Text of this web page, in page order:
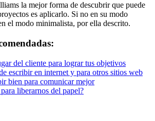
la mejor forma de descubrir que puede
es aplicarlo. Si no en su modo
el modo minimalista, por ella descrito.
del cliente para lograr tus objetivos
escribir en internet y para otros sitios web
bien para comunicar mejor
liberarnos del papel?